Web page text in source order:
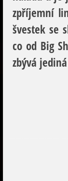
zpříjemní
švestek se
co od Big
zbývá